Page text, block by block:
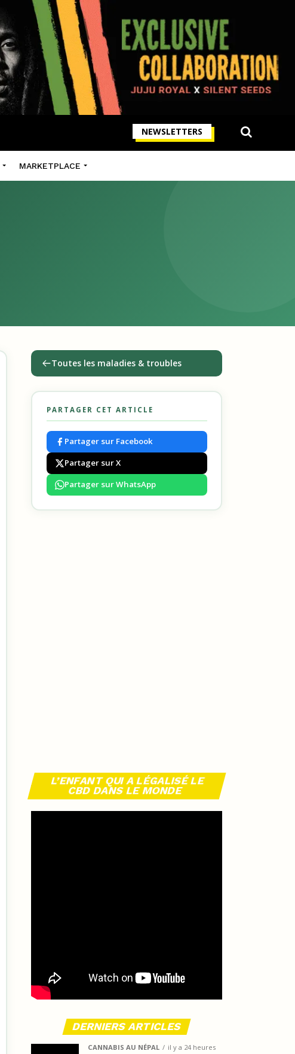
NEWSLETTERS
MARKETPLACE
Toutes les maladies & troubles
PARTAGER CET ARTICLE
Partager sur Facebook
Partager sur X
Partager sur WhatsApp
L’ENFANT QUI A LÉGALISÉ LE
CBD DANS LE MONDE
DERNIERS ARTICLES
CANNABIS AU NÉPAL il y a 24 heures